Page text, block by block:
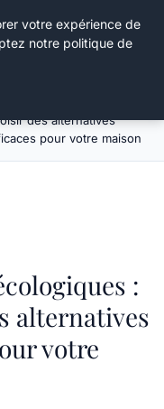
écologiques :
des alternatives
pour votre maison
:
alternatives
votre
votre expérience de
notre politique de